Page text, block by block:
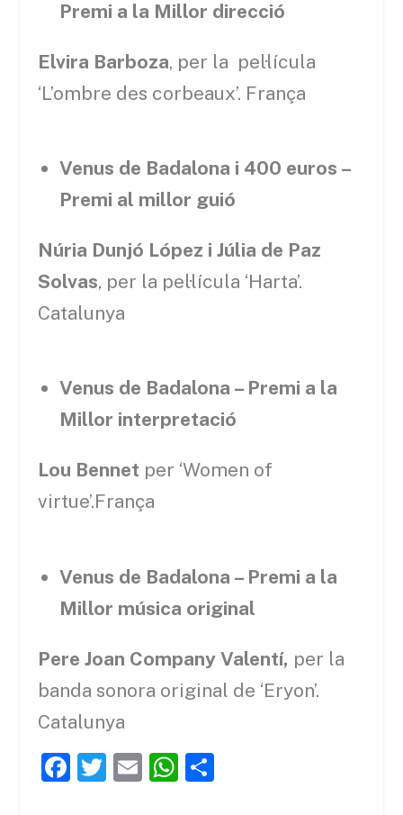
Premi a la Millor direcció
Elvira Barboza, per la pel·lícula
‘L’ombre des corbeaux’. França
Venus de Badalona i 400 euros –
Premi al millor guió
Núria Dunjó López i Júlia de Paz
Solvas, per la pel·lícula ‘Harta’.
Catalunya
Venus de Badalona – Premi a la
Millor interpretació
Lou Bennet per ‘Women of
virtue’.França
Venus de Badalona – Premi a la
Millor música original
Pere Joan Company Valentí, per la
banda sonora original de ‘Eryon’.
Catalunya
F
T
E
W